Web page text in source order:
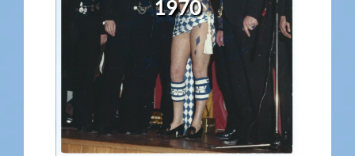
1970